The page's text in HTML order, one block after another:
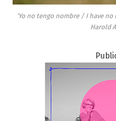
‘Yo no tengo nombre / I have no
Harold